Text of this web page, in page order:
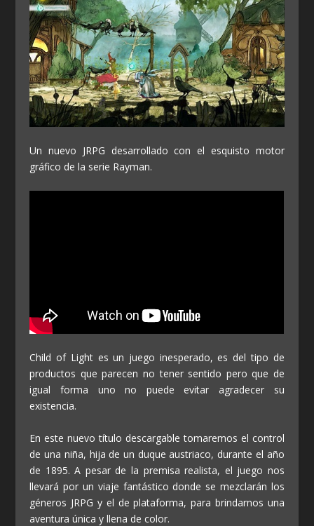
Un nuevo JRPG desarrollado con el esquisto motor
gráfico de la serie Rayman.
Child of Light es un juego inesperado, es del tipo de
productos que parecen no tener sentido pero que de
igual forma uno no puede evitar agradecer su
existencia.
En este nuevo título descargable tomaremos el control
de una niña, hija de un duque austriaco, durante el año
de 1895. A pesar de la premisa realista, el juego nos
llevará por un viaje fantástico donde se mezclarán los
géneros JRPG y el de plataforma, para brindarnos una
aventura única y llena de color.